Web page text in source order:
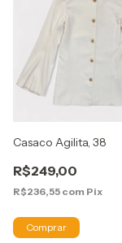
Casaco Agilita, 38
R$249,00
R$236,55 com Pix